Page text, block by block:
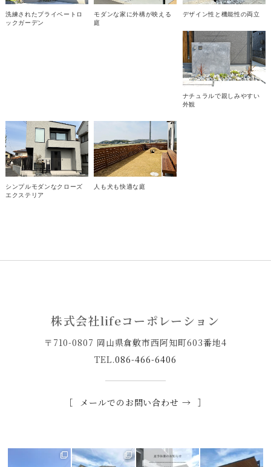
洗練されたプライベートロ
ックガーデン
モダンな家に外構が映える
庭
デザイン性と機能性の両立
ナチュラルで親しみやすい
外観
シンプルモダンなクローズ
エクステリア
人も犬も快適な庭
株式会社lifeコーポレーション
〒710-0807 岡山県倉敷市西阿知町603番地4
TEL.086-466-6406
メールでのお問い合わせ →